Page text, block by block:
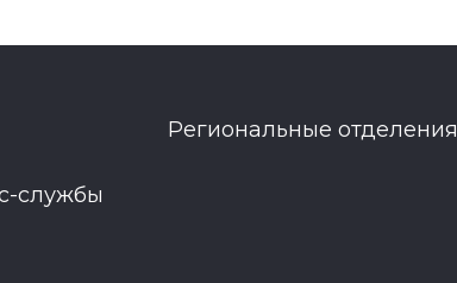
Региональные отделения
службы